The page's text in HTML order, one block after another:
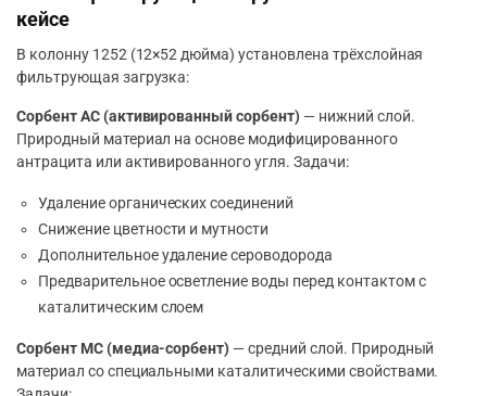
кейсе
В колонну 1252 (12×52 дюйма) установлена трёхслойная
фильтрующая загрузка:
Сорбент АС (активированный сорбент)— нижний слой.
Природный материал на основе модифицированного
антрацита или активированного угля. Задачи:
Удаление органических соединений
Снижение цветности и мутности
Дополнительное удаление сероводорода
Предварительное осветление воды перед контактом с
каталитическим слоем
Сорбент МС (медиа-сорбент) — средний слой. Природный
материал со специальными каталитическими свойствами.